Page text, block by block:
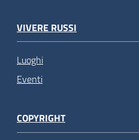
VIVERE RUSSI
Luoghi
Eventi
COPYRIGHT